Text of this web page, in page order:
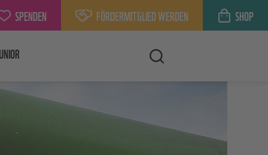
SPENDEN FÖRDERMITGLIED WERDEN SHOP